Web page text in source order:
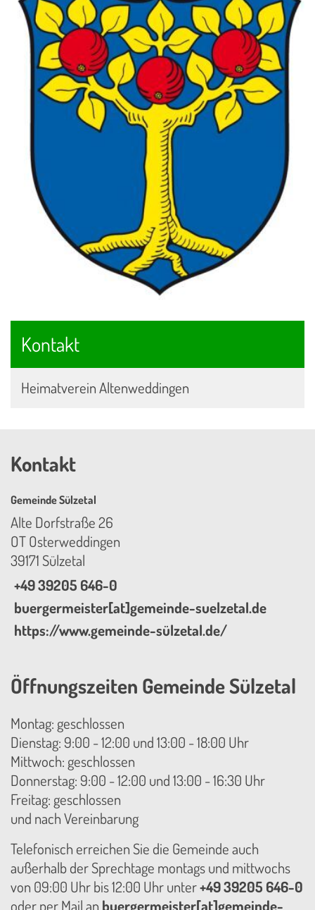
Kontakt
Heimatverein Altenweddingen
Kontakt
Gemeinde Sülzetal
Alte Dorfstraße 26
OT Osterweddingen
39171 Sülzetal
+49 39205 646-0
buergermeister[at]gemeinde-suelzetal.de
https://www.gemeinde-sülzetal.de/
Öffnungszeiten Gemeinde Sülzetal
Montag: geschlossen
Dienstag: 9:00 - 12:00 und 13:00 - 18:00 Uhr
Mittwoch: geschlossen
Donnerstag: 9:00 - 12:00 und 13:00 - 16:30 Uhr
Freitag: geschlossen
und nach Vereinbarung
Telefonisch erreichen Sie die Gemeinde auch
außerhalb der Sprechtage montags und mittwochs
von 09:00 Uhr bis 12:00 Uhr unter+49 39205 646-0
oder per Mail an buergermeister[at]gemeinde-